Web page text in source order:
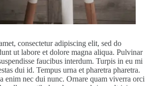
consectetur adipiscing elit, sed do
ut labore et dolore magna aliqua. Pulvinar
faucibus interdum. Turpis in eu mi
dui id. Tempus urna et pharetra pharetra.
enim nec dui nunc. Ornare quam viverra orci